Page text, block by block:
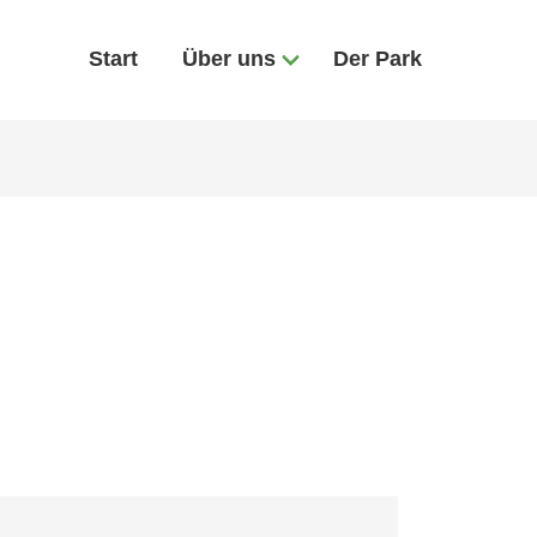
Start Über uns Der Park